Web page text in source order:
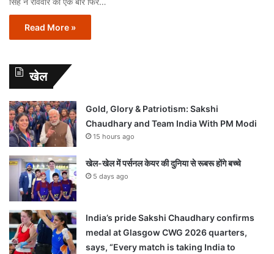
Read More »
खेल
Gold, Glory & Patriotism: Sakshi
Chaudhary and Team India With PM Modi
15 hours ago
खेल-खेल में पर्सनल केयर की दुनिया से रूबरू होंगे बच्चे
5 days ago
India’s pride Sakshi Chaudhary confirms
medal at Glasgow CWG 2026 quarters,
says, “Every match is taking India to